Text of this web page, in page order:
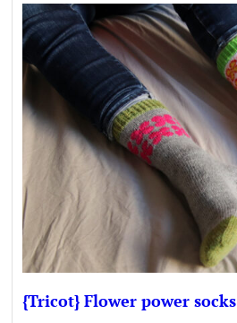
{Tricot} Flower power socks